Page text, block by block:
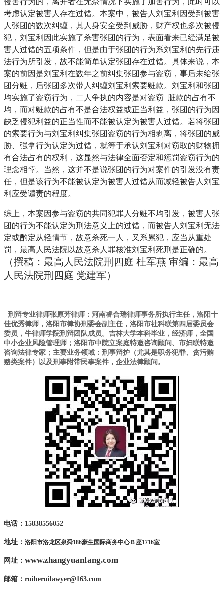
考虑认定被害人存在过错。 本案中，被告人刘宝利因受到被害
人张团的数次纠缠，其人身安全受到威胁，财产权也多次被侵
犯，刘宝利因此实施了杀害张团的行为，表面看来已经满足被
害人过错的五项条件，但是由于张团的行为系刘宝利的先行违
法行为所引发，故不能简单认定张团存在过错。具体来说，本
案的前因是刘宝利在数年之前纠集张团参与盗窃，事后未给张
团分赃，后张团多次带人纠缠刘宝利索要赃款。刘宝利和张团
均实施了盗窃行为，二人争执的内容是对盗窃_脏款的占有不
均，而对赃款的占有不是合法权益或正当利益，张团的行为因
缺乏侵犯利益的正当性而不能被认定为被害人过错。若将张团
的索要行为与刘宝利纠集张团盗窃的行为相剥离，将张团的威
胁、强拿行为认定为过错，就等于承认刘宝利对窃取的财物拥
有合法占有的权利，这显然与法律全面否定和惩罚盗窃行为的
理念相悖。当然，这并不是说张团的行为对案件的引发没有责
任，但是该行为不能被认定为被害人过错从而减轻被告人刘宝
利应受谴责的程度。
综上，本案因参与盗窃的共同犯罪人分赃不均引发，被害人张
团的行为不能认定为刑法意义上的过错，而被告人刘宝利无法
定或酌定从轻情节，故意杀死一人，又系累犯，应当从重处
罚，最高人民法院以故意杀人罪核准刘宝利死刑是正确的。
（撰稿：最高人民法院刑四庭 杜军燕 审编：最高
人民法院刑四庭 党建军）
刑辩专业律师张原芳律师：河南睿合瑞律师事务所执行主任，洛阳十
佳优秀律师，洛阳市律协刑委会副主任，洛阳市社科联第四届委员会
委员，牛律师学院刑辩团队成员。吉林大学本科毕业，经济师，全国
中小企业风险管理师；洛阳市中院立案庭特邀咨询顾问、市妇联特邀
咨询法律专家；主要业务领域：刑事辩护（尤其是职务犯罪、贪污贿
赂类案件）以及刑事附带民事案件，企业法律顾问 。
电话：15838556052
地址： 洛阳市洛龙区泉舜186豪生国际商务中心Ｂ座1716室
网址： www.zhangyuanfang.com
邮箱： ruiheruilawyer@163.com